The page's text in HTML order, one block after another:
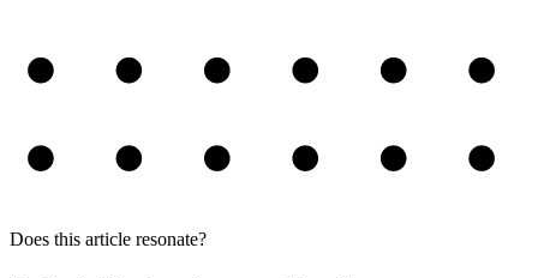
Does this article resonate?